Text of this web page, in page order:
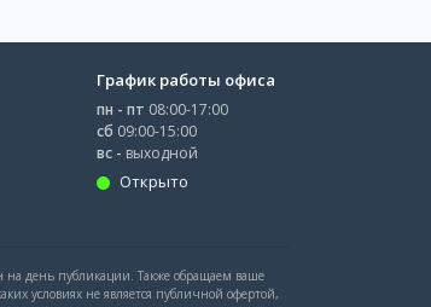
График работы офиса
пн - пт 08:00-17:00
сб 09:00-15:00
вс - выходной
Открыто
на день публикации. Также обращаем ваше
условиях не является публичной офертой,